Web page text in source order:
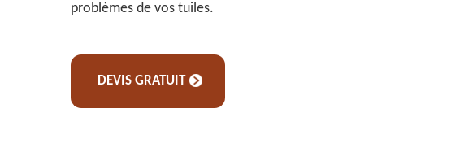
problèmes de vos tuiles.
DEVIS GRATUIT